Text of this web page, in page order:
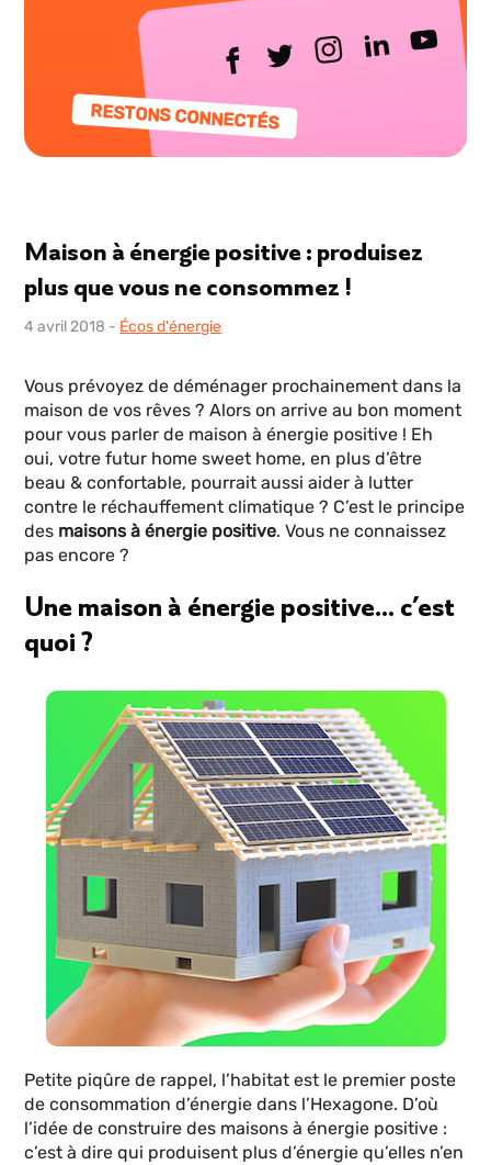
RESTONS CONNECTÉS
Maison à énergie positive : produisez
plus que vous ne consommez !
4 avril 2018 - Écos d'énergie
Vous prévoyez de déménager prochainement dans la
maison de vos rêves ? Alors on arrive au bon moment
pour vous parler de maison à énergie positive ! Eh
oui, votre futur home sweet home, en plus d’être
beau & confortable, pourrait aussi aider à lutter
contre le réchauffement climatique ? C’est le principe
des maisons à énergie positive. Vous ne connaissez
pas encore ?
Une maison à énergie positive… c’est
quoi ?
Petite piqûre de rappel, l’habitat est le premier poste
de consommation d’énergie dans l’Hexagone. D’où
l’idée de construire des maisons à énergie positive :
c’est à dire qui produisent plus d’énergie qu’elles n’en